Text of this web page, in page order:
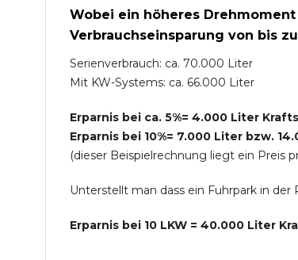
Wobei ein höheres
Verbrauchseinsparung von bis
Serienverbrauch: ca. 70.000 Liter
Mit KW-Systems: ca. 66.000 Liter
Erparnis bei ca. 5%= 4.000 Liter
Erparnis bei 10%= 7.000 Liter bzw.
(dieser Beispielrechnung liegt ein Preis
Unterstellt man dass ein Fuhrpark in
Erparnis bei 10 LKW = 40.000 Liter